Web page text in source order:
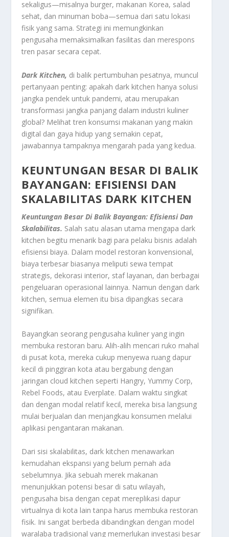
sekaligus—misalnya burger, makanan Korea, salad
sehat, dan minuman boba—semua dari satu lokasi
fisik yang sama. Strategi ini memungkinkan
pengusaha memaksimalkan fasilitas dan merespons
tren pasar secara cepat.
Dark Kitchen, di balik pertumbuhan pesatnya, muncul
pertanyaan penting: apakah dark kitchen hanya solusi
jangka pendek untuk pandemi, atau merupakan
transformasi jangka panjang dalam industri kuliner
global? Melihat tren konsumsi makanan yang makin
digital dan gaya hidup yang semakin cepat,
jawabannya tampaknya mengarah pada yang kedua.
KEUNTUNGAN BESAR DI BALIK
BAYANGAN: EFISIENSI DAN
SKALABILITAS DARK KITCHEN
Keuntungan Besar Di Balik Bayangan: Efisiensi Dan
Skalabilitas. Salah satu alasan utama mengapa dark
kitchen begitu menarik bagi para pelaku bisnis adalah
efisiensi biaya. Dalam model restoran konvensional,
biaya terbesar biasanya meliputi sewa tempat
strategis, dekorasi interior, staf layanan, dan berbagai
pengeluaran operasional lainnya. Namun dengan dark
kitchen, semua elemen itu bisa dipangkas secara
signifikan.
Bayangkan seorang pengusaha kuliner yang ingin
membuka restoran baru. Alih-alih mencari ruko mahal
di pusat kota, mereka cukup menyewa ruang dapur
kecil di pinggiran kota atau bergabung dengan
jaringan cloud kitchen seperti Hangry, Yummy Corp,
Rebel Foods, atau Everplate. Dalam waktu singkat
dan dengan modal relatif kecil, mereka bisa langsung
mulai berjualan dan menjangkau konsumen melalui
aplikasi pengantaran makanan.
Dari sisi skalabilitas, dark kitchen menawarkan
kemudahan ekspansi yang belum pernah ada
sebelumnya. Jika sebuah merek makanan
menunjukkan potensi besar di satu wilayah,
pengusaha bisa dengan cepat mereplikasi dapur
virtualnya di kota lain tanpa harus membuka restoran
fisik. Ini sangat berbeda dibandingkan dengan model
waralaba tradisional yang memerlukan investasi besar